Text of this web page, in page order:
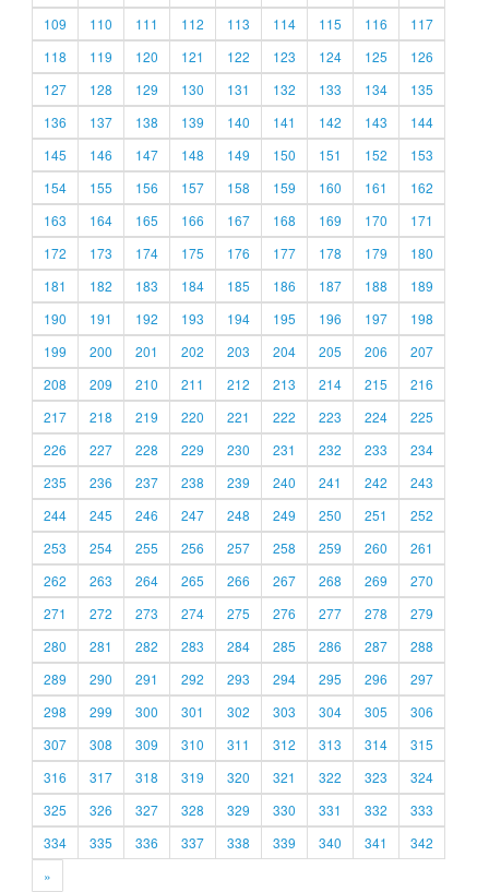
109
110 111 112 113 114 115 116
117
118
119 120 121 122 123 124 125
126
127
128 129 130 131 132 133 134
135
136
137 138 139 140 141 142 143
144
145
146 147 148 149 150 151 152
153
154
155 156 157 158 159 160 161
162
163
164 165 166 167 168 169 170
171
172
173 174 175 176 177 178 179
180
181
182 183 184 185 186 187 188
189
190
191 192 193 194 195 196 197
198
199
200 201 202 203 204 205 206
207
208
209 210 211 212 213 214 215
216
217
218 219 220 221 222 223 224
225
226
227 228 229 230 231 232 233
234
235
236 237 238 239 240 241 242
243
244
245 246 247 248 249 250 251
252
253
254 255 256 257 258 259 260
261
262
263 264 265 266 267 268 269
270
271
272 273 274 275 276 277 278
279
280
281 282 283 284 285 286 287
288
289
290 291 292 293 294 295 296
297
298
299 300 301 302 303 304 305
306
307
308 309 310 311 312 313 314
315
316
317 318 319 320 321 322 323
324
325
326 327 328 329 330 331 332
333
334
335 336 337 338 339 340 341
342
»